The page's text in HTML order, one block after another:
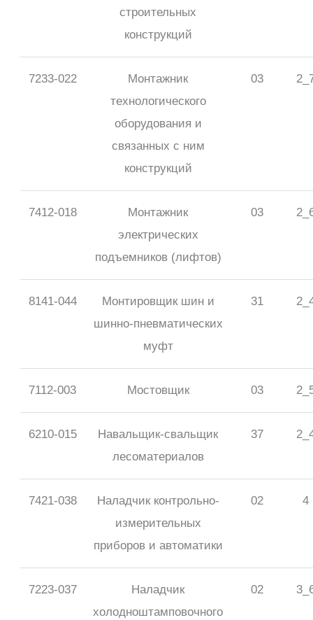
строительных
конструкций
7233-022
Монтажник
технологического
оборудования и
связанных с ним
конструкций
03
7412-018
Монтажник
электрических
подъемников (лифтов)
03
8141-044
Монтировщик шин и
шинно-пневматических
муфт
31
7112-003 Мостовщик 03
6210-015
Навальщик-свальщик
лесоматериалов
37
7421-038
Наладчик контрольно-
измерительных
приборов и автоматики
02 4
7223-037
Наладчик
холодноштамповочного
02